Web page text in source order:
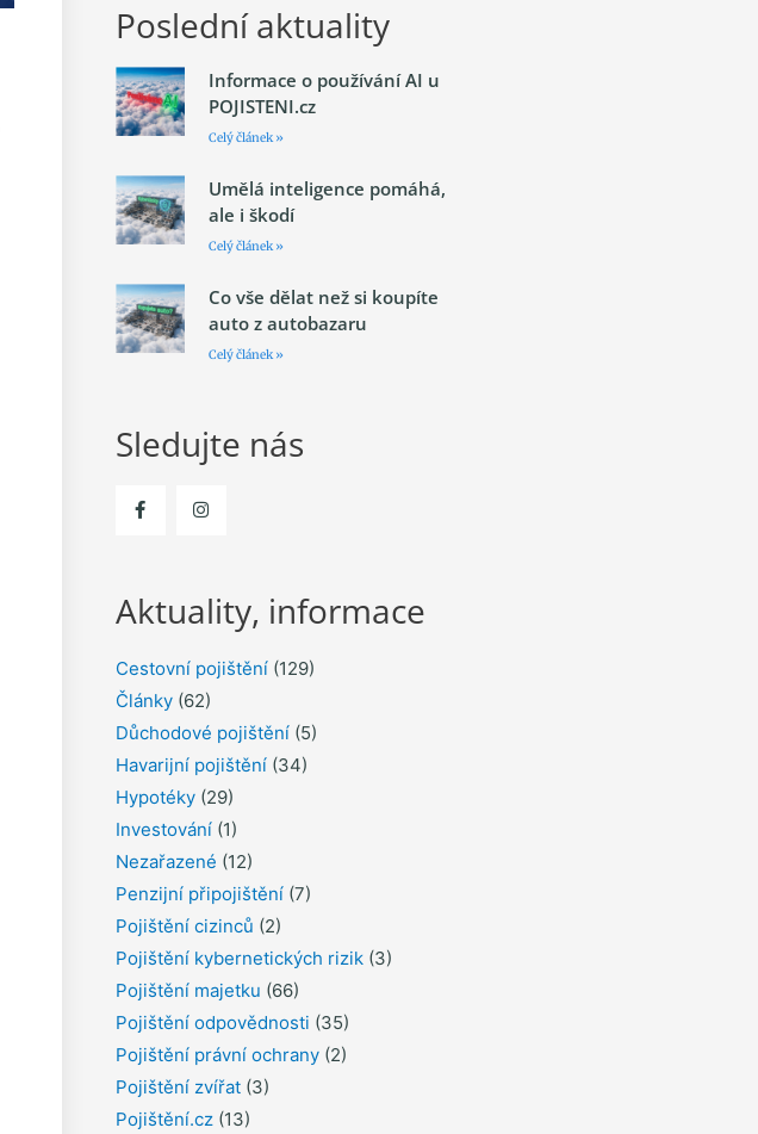
Poslední aktuality
Informace o používání AI u
POJISTENI.cz
Celý článek »
Umělá inteligence pomáhá,
ale i škodí
Celý článek »
Co vše dělat než si koupíte
auto z autobazaru
Celý článek »
Sledujte nás
Aktuality, informace
Cestovní pojištění(129)
Články(62)
Důchodové pojištění(5)
Havarijní pojištění(34)
Hypotéky(29)
Investování(1)
Nezařazené (12)
Penzijní připojištění(7)
Pojištění cizinců (2)
Pojištění kybernetických rizik(3)
Pojištění majetku (66)
Pojištění odpovědnosti (35)
Pojištění právní ochrany(2)
Pojištění zvířat(3)
Pojištění.cz(13)